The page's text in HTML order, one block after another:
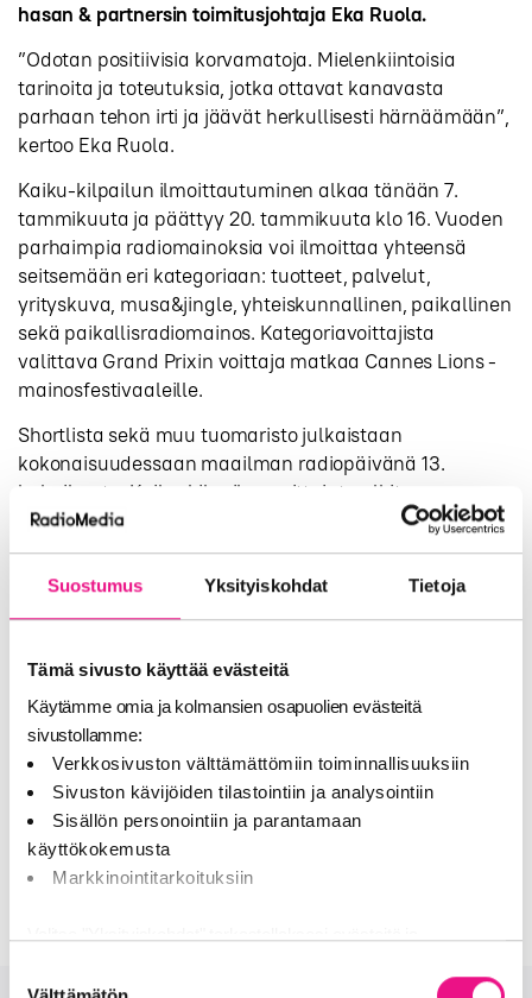
Suostumus Yksityiskohdat Tietoja
Tämä sivusto käyttää evästeitä
Käytämme omia ja kolmansien osapuolien evästeitä
sivustollamme:
Verkkosivuston välttämättömiin toiminnallisuuksiin
Sivuston kävijöiden tilastointiin ja analysointiin
Sisällön personointiin ja parantamaan
käyttökokemusta
Markkinointitarkoituksiin
hasan & partnersin toimitusjohtaja Eka Ruola.
”Odotan positiivisia korvamatoja. Mielenkiintoisia
tarinoita ja toteutuksia, jotka ottavat kanavasta
parhaan tehon irti ja jäävät herkullisesti härnäämään”,
kertoo Eka Ruola.
Kaiku-kilpailun ilmoittautuminen alkaa tänään 7.
tammikuuta ja päättyy 20. tammikuuta klo 16. Vuoden
parhaimpia radiomainoksia voi ilmoittaa yhteensä
seitsemään eri kategoriaan: tuotteet, palvelut,
yrityskuva, musa&jingle, yhteiskunnallinen, paikallinen
sekä paikallisradiomainos. Kategoriavoittajista
valittava Grand Prixin voittaja matkaa Cannes Lions -
mainosfestivaaleille.
Shortlista sekä muu tuomaristo julkaistaan
kokonaisuudessaan maailman radiopäivänä 13.
helmikuuta. Kaiku-kilpailun voittajat palkitaan
KaikuGaalassa 27.3.
1657010, inka.luomanmaki(at)radiomedia.fi
Projektipäällikkö
inka.forss@radiomedia.fi
040 165 7010